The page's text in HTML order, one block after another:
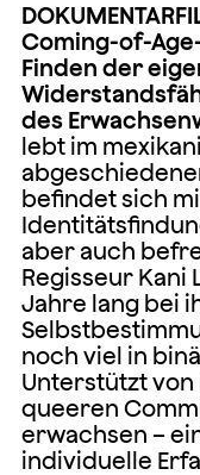
Coming-of-
Finden der
des
lebt im
befindet sich
aber auch
Regisseur Kani
Jahre lang bei
noch viel in
Unterstützt
queeren
erwachsen –
individuelle